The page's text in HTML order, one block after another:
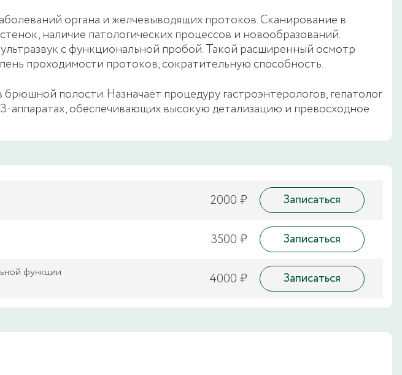
органа и желчевыводящих протоков. Сканирование в
наличие патологических процессов и новообразований.
с функциональной пробой. Такой расширенный осмотр
проходимости протоков, сократительную способность.
полости. Назначает процедуру гастроэнтерологов, гепатолог
аппаратах, обеспечивающих высокую детализацию и превосходное
2000 ₽ Записаться
3500 ₽ Записаться
функции
4000 ₽ Записаться